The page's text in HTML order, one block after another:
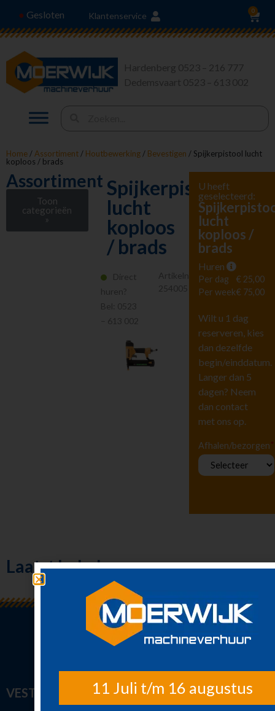
● Gesloten Klantenservice 0
Home / Assortiment / Houtbewerking / Bevestigen / Spijkerpistool lucht
koploos / brads
Assortiment
Toon
categorieën
»
Klimaatbeheersing
Metaalbewerking
Diversen
Spijkerpistool
lucht
koploos
/ brads
U heeft
geselecteerd:
lucht
koploos /
brads
Huren
Per dag
€ 25,00
Per week€ 75,00
Wilt u 1 dag
reserveren, kies
dan dezelfde
begin/einddatum.
Langer dan 5
dagen? Neem
dan contact
met ons op.
Afhalen/bezorgen *
Laatst bekeken
VESTIGINGEN
11 Juli t/m 16 augustus